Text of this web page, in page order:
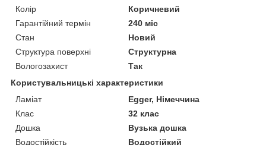
Колір
Коричневий
Гарантійний термін
240 міс
Стан
Новий
Структура поверхні
Структурна
Вологозахист
Так
Користувальницькі характеристики
Ламіат
Egger, Німеччина
Клас
32 клас
Дошка
Вузька дошка
Водостійкість
Водостійкий